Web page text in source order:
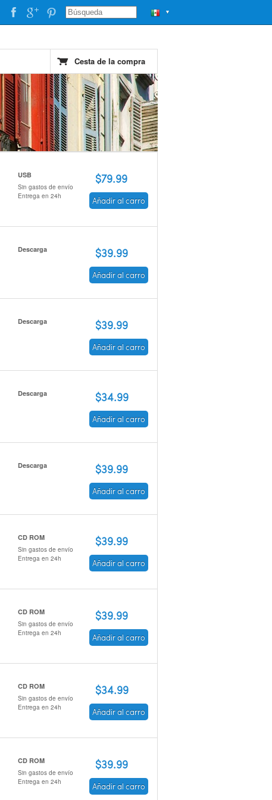
▼
Cesta de la compra
USB
Sin gastos de envío
Entrega en 24h
$79.99
Añadir al carro
Descarga $39.99
Añadir al carro
Descarga $39.99
Añadir al carro
Descarga $34.99
Añadir al carro
Descarga $39.99
Añadir al carro
CD ROM
Sin gastos de envío
Entrega en 24h
$39.99
Añadir al carro
CD ROM
Sin gastos de envío
Entrega en 24h
$39.99
Añadir al carro
CD ROM
Sin gastos de envío
Entrega en 24h
$34.99
Añadir al carro
CD ROM
Sin gastos de envío
Entrega en 24h
$39.99
Añadir al carro